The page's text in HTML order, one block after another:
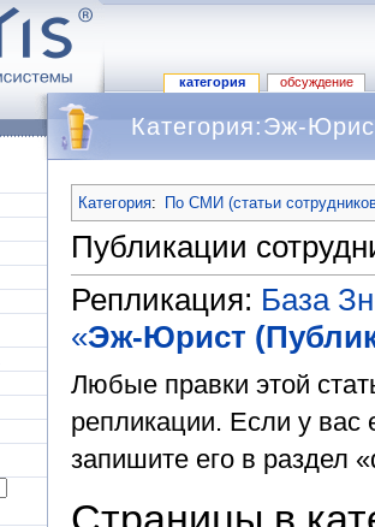
категория обсуждение
Категория:Эж-
Категория: По СМИ (статьи
Публикации
Репликация: База
«Эж-Юрист
Любые правки этой
репликации. Если у вас
запишите его в раздел